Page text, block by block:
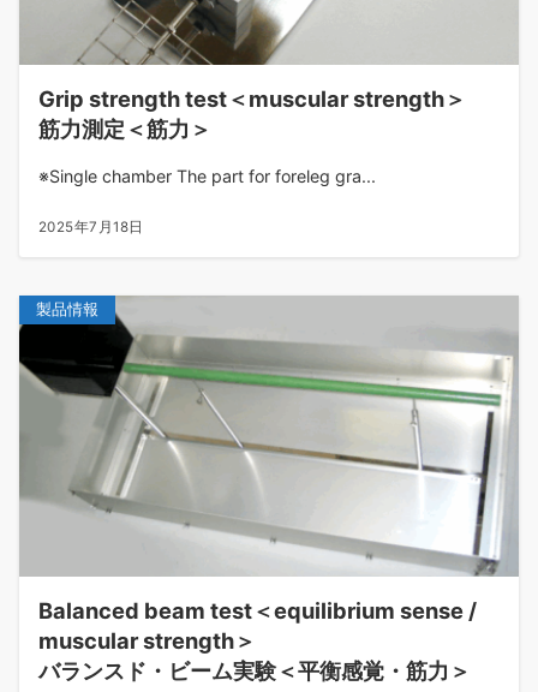
Grip strength test＜muscular strength＞
筋力測定＜筋力＞
※Single chamber The part for foreleg gra...
2025年7月18日
製品情報
Balanced beam test＜equilibrium sense /
muscular strength＞
バランスド・ビーム実験＜平衡感覚・筋力＞